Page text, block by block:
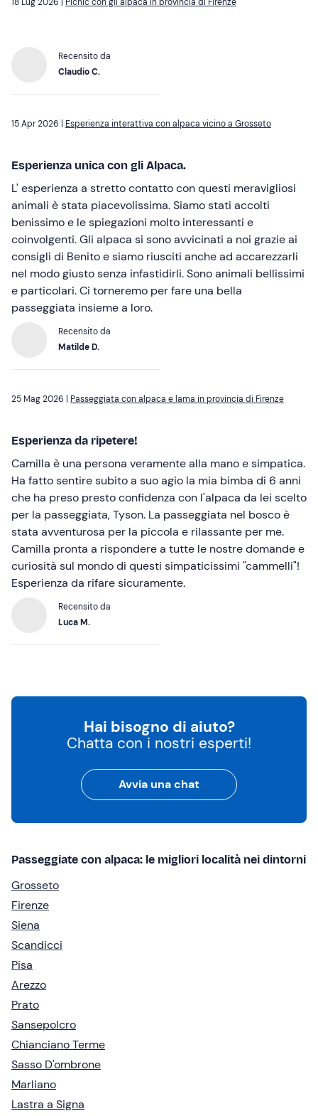
Recensito da
Claudio C.
15 Apr 2026 | Esperienza interattiva con alpaca vicino a Grosseto
Esperienza unica con gli Alpaca.
L' esperienza a stretto contatto con questi meravigliosi
animali è stata piacevolissima. Siamo stati accolti
benissimo e le spiegazioni molto interessanti e
coinvolgenti. Gli alpaca si sono avvicinati a noi grazie ai
consigli di Benito e siamo riusciti anche ad accarezzarli
nel modo giusto senza infastidirli. Sono animali bellissimi
e particolari. Ci torneremo per fare una bella
passeggiata insieme a loro.
Recensito da
Matilde D.
25 Mag 2026 | Passeggiata con alpaca e lama in provincia di Firenze
Esperienza da ripetere!
Camilla è una persona veramente alla mano e simpatica.
Ha fatto sentire subito a suo agio la mia bimba di 6 anni
che ha preso presto confidenza con l'alpaca da lei scelto
per la passeggiata, Tyson. La passeggiata nel bosco è
stata avventurosa per la piccola e rilassante per me.
Camilla pronta a rispondere a tutte le nostre domande e
curiosità sul mondo di questi simpaticissimi "cammelli"!
Esperienza da rifare sicuramente.
Recensito da
Luca M.
Hai bisogno di aiuto?
Chatta con i nostri esperti!
Avvia una chat
Passeggiate con alpaca: le migliori località nei dintorni
Grosseto
Firenze
Siena
Scandicci
Pisa
Arezzo
Prato
Sansepolcro
Chianciano Terme
Sasso D'ombrone
Marliano
Lastra a Signa